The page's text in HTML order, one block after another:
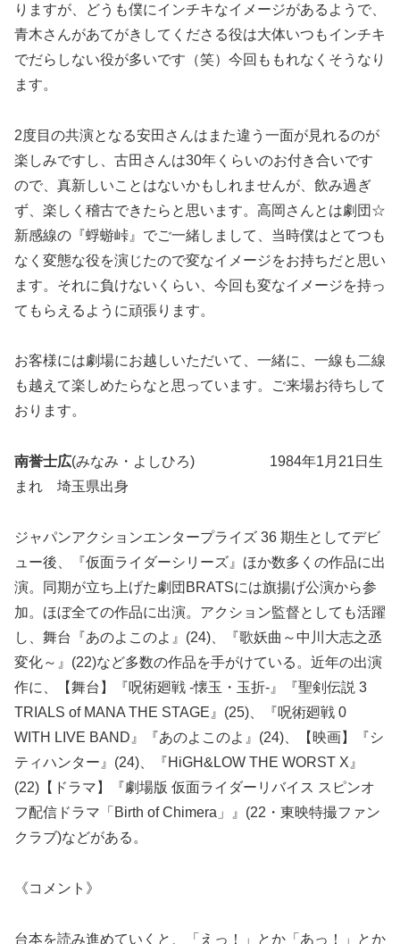
りますが、どうも僕にインチキなイメージがあるようで、
青木さんがあてがきしてくださる役は大体いつもインチキ
でだらしない役が多いです（笑）今回ももれなくそうなり
ます。
2度目の共演となる安田さんはまた違う一面が見れるのが
楽しみですし、古田さんは30年くらいのお付き合いです
ので、真新しいことはないかもしれませんが、飲み過ぎ
ず、楽しく稽古できたらと思います。高岡さんとは劇団☆
新感線の『蜉蝣峠』でご一緒しまして、当時僕はとてつも
なく変態な役を演じたので変なイメージをお持ちだと思い
ます。それに負けないくらい、今回も変なイメージを持っ
てもらえるように頑張ります。
お客様には劇場にお越しいただいて、一緒に、一線も二線
も越えて楽しめたらなと思っています。ご来場お待ちして
おります。
南誉士広(みなみ・よしひろ) 1984年1月21日生
まれ 埼玉県出身
ジャパンアクションエンタープライズ 36 期生としてデビ
ュー後、『仮面ライダーシリーズ』ほか数多くの作品に出
演。同期が立ち上げた劇団BRATSには旗揚げ公演から参
加。ほぼ全ての作品に出演。アクション監督としても活躍
し、舞台『あのよこのよ』(24)、『歌妖曲～中川大志之丞
変化～』(22)など多数の作品を手がけている。近年の出演
作に、【舞台】『呪術廻戦 -懐玉・玉折-』『聖剣伝説 3
TRIALS of MANA THE STAGE』(25)、『呪術廻戦 0
WITH LIVE BAND』『あのよこのよ』(24)、【映画】『シ
ティハンター』(24)、『HiGH&LOW THE WORST X』
(22)【ドラマ】『劇場版 仮面ライダーリバイス スピンオ
フ配信ドラマ「Birth of Chimera」』(22・東映特撮ファン
クラブ)などがある。
《コメント》
台本を読み進めていくと、「えっ！」とか「あっ！」とか